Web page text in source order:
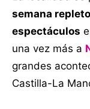
semana
espectáculos
una vez más a
grandes
Castilla-La